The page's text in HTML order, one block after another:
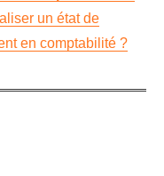
un état de
en comptabilité ?